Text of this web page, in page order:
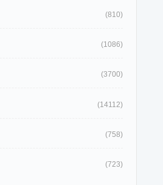
(810)
(1086)
(3700)
(14112)
(758)
(723)